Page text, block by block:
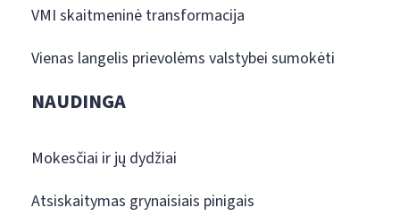
VMI skaitmeninė transformacija
Vienas langelis prievolėms valstybei sumokėti
NAUDINGA
Mokesčiai ir jų dydžiai
Atsiskaitymas grynaisiais pinigais